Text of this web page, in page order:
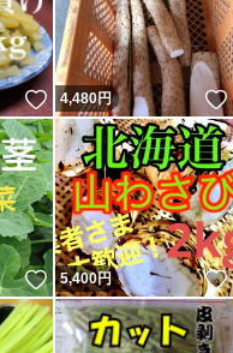
いいね！
4,480円
いいね！
5,400円